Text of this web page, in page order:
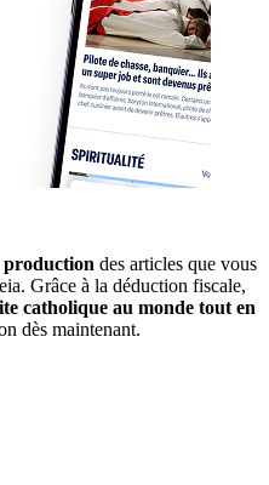
production des articles que vous
Grâce à la déduction fiscale,
catholique au monde tout en
dès maintenant.